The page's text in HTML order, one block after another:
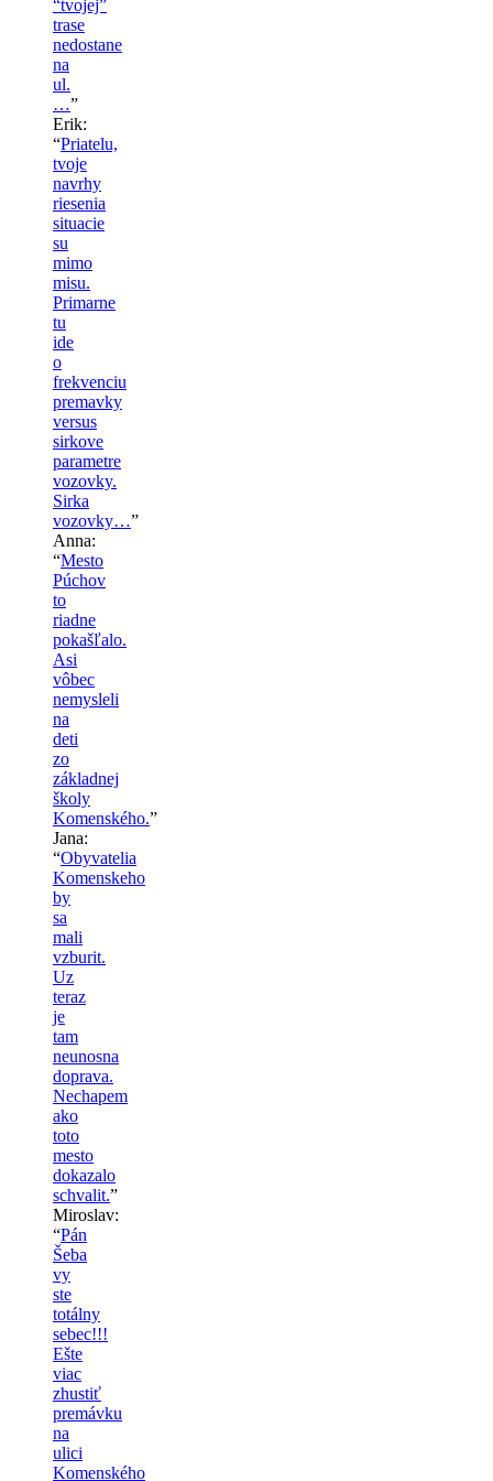
“tvojej”
trase
nedostane
na
ul.
…”
Erik:
“Priatelu,
tvoje
navrhy
riesenia
situacie
su
mimo
misu.
Primarne
tu
ide
o
frekvenciu
premavky
versus
sirkove
parametre
vozovky.
Sirka
vozovky…”
Anna:
“Mesto
Púchov
to
riadne
pokašľalo.
Asi
vôbec
nemysleli
na
deti
zo
základnej
školy
Komenského.”
Jana:
“Obyvatelia
Komenskeho
by
sa
mali
vzburit.
Uz
teraz
je
tam
neunosna
doprava.
Nechapem
ako
toto
mesto
dokazalo
schvalit.”
Miroslav:
“Pán
Šeba
vy
ste
totálny
sebec!!!
Ešte
viac
zhustiť
premávku
na
ulici
Komenského